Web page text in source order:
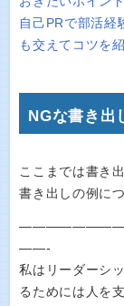
自己PRで部活経
も交えてコツを
NGな書き出
ここまでは書き
書き出しの例に
——-
私はリーダーシ
るためには人を